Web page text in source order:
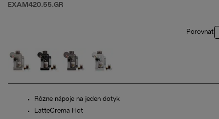
EXAM420.55.GR
Porovnať
Rôzne nápoje na jeden dotyk
LatteCrema Hot